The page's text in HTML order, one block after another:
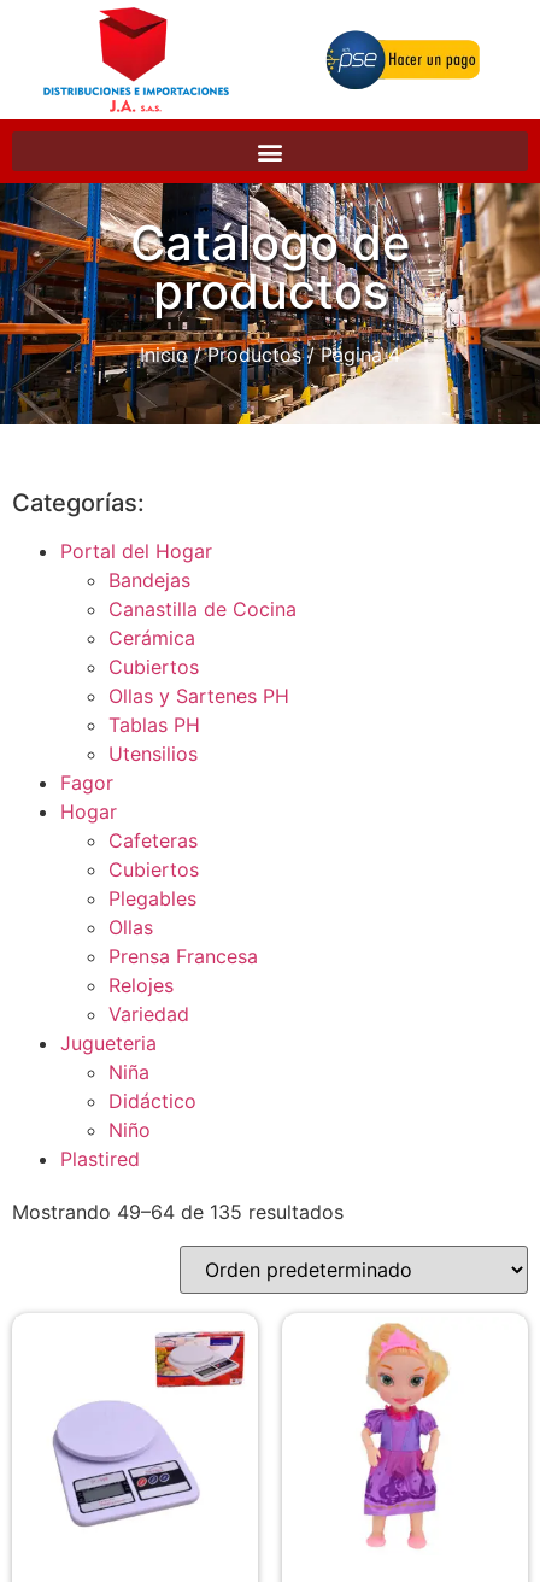
Catálogo de
productos
Inicio/Productos/ Página 4
Categorías:
Portal del Hogar
Bandejas
Canastilla de Cocina
Cerámica
Cubiertos
Ollas y Sartenes PH
Tablas PH
Utensilios
Fagor
Hogar
Cafeteras
Cubiertos
Plegables
Ollas
Prensa Francesa
Relojes
Variedad
Jugueteria
Niña
Didáctico
Niño
Plastired
Mostrando 49–64 de 135 resultados